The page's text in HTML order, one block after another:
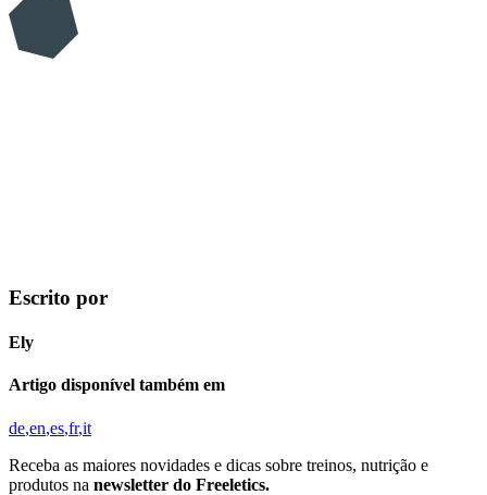
Escrito por
Ely
Artigo disponível também em
de en es fr it
Receba as maiores novidades e dicas sobre treinos, nutrição e
produtos na newsletter do Freeletics.